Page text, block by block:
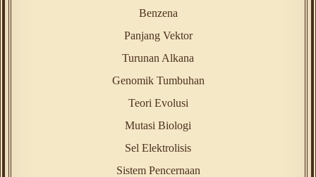
Benzena
Panjang Vektor
Turunan Alkana
Genomik Tumbuhan
Teori Evolusi
Mutasi Biologi
Sel Elektrolisis
Sistem Pencernaan